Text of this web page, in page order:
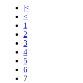
|<
<
1
2
3
4
5
6
7